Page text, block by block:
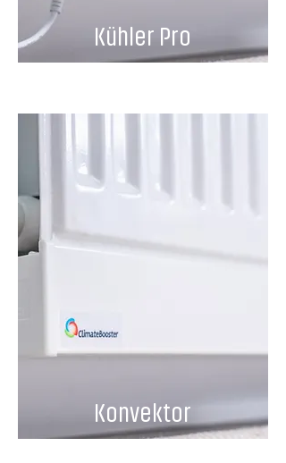
Kühler Pro
Konvektor
Pro Canal